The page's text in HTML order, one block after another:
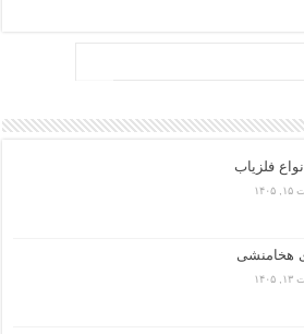
فلزیاب
هخامنشی